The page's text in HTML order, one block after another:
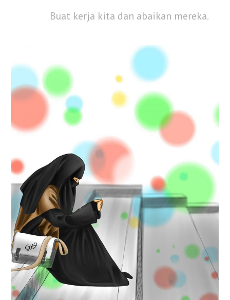
Buat kerja kita dan abaikan mereka.